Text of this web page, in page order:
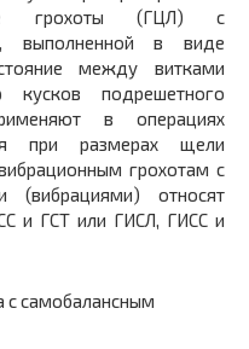
грохоты (ГЦЛ) с
выполненной в виде
между витками
кусков подрешетного
в операциях
при размерах щели
грохотам с
(вибрациями) относят
и ГСТ или ГИСЛ, ГИСС и